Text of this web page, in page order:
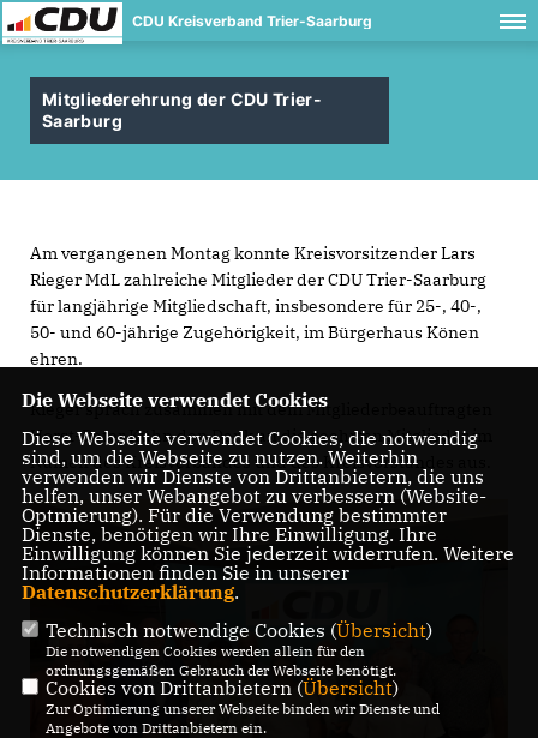
CDU Kreisverband Trier-Saarburg
Mitgliederehrung der CDU Trier-
Saarburg
Am vergangenen Montag konnte Kreisvorsitzender Lars
Rieger MdL zahlreiche Mitglieder der CDU Trier-Saarburg
für langjährige Mitgliedschaft, insbesondere für 25-, 40-,
50- und 60-jährige Zugehörigkeit, im Bürgerhaus Könen
ehren.
Rieger sprach zusammen mit dem Mitgliederbeauftragten
Horst-Peter Kühn den Dank an die geehrten Mitglieder im
Namen des Kreisverbandes und des Kreisvorstandes aus.
Die Webseite verwendet Cookies
Diese Webseite verwendet Cookies, die notwendig
sind, um die Webseite zu nutzen. Weiterhin
verwenden wir Dienste von Drittanbietern, die uns
helfen, unser Webangebot zu verbessern (Website-
Optmierung). Für die Verwendung bestimmter
Dienste, benötigen wir Ihre Einwilligung. Ihre
Einwilligung können Sie jederzeit widerrufen. Weitere
Informationen finden Sie in unserer
Datenschutzerklärung.
Technisch notwendige Cookies (Übersicht)
Die notwendigen Cookies werden allein für den
ordnungsgemäßen Gebrauch der Webseite benötigt.
Cookies von Drittanbietern (Übersicht)
Zur Optimierung unserer Webseite binden wir Dienste und
Angebote von Drittanbietern ein.